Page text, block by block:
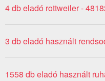
4 db eladó rottweiler -
3 db eladó használt
1558 db eladó használt